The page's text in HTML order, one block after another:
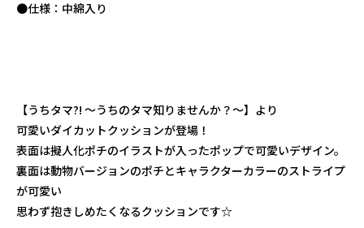
●仕様：中綿入り
【うちタマ?! ～うちのタマ知りませんか？～】より
可愛いダイカットクッションが登場！
表面は擬人化ポチのイラストが入ったポップで可愛いデザイン。
裏面は動物バージョンのポチとキャラクターカラーのストライプ
が可愛い
思わず抱きしめたくなるクッションです☆